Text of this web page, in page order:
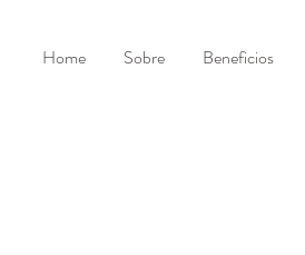
Home Sobre Beneficios